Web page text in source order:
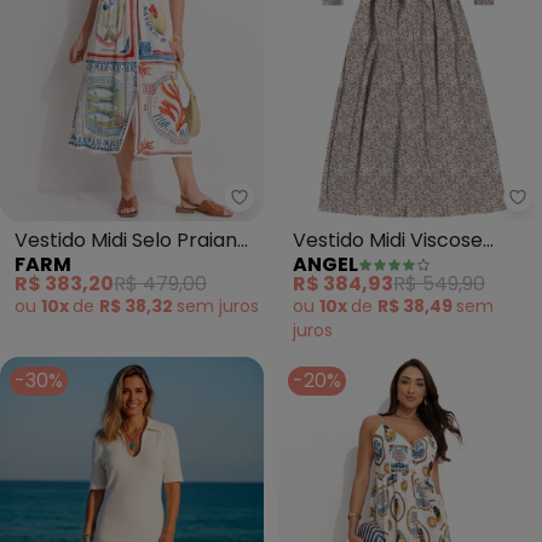
Farm - Vestido Midi Selo
Vestido Midi Selo Praiano
(Off White)
FARM
R$ 383,20R$ 479,00
ou 10x de R$ 38,32 sem juros
Vestido Midi Viscose
Estampada (Bege)
ANGEL
R$ 384,93R$ 549,90
ou 10x de R$ 38,49 sem
juros
-30% -20%